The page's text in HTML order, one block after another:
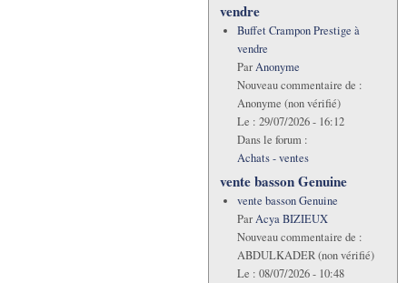
vendre
Buffet Crampon Prestige à
vendre
ParAnonyme
Nouveau commentaire de :
Anonyme (non vérifié)
Le : 29/07/2026 - 16:12
Dans le forum :
Achats - ventes
vente basson Genuine
vente basson Genuine
ParAcya BIZIEUX
Nouveau commentaire de :
ABDULKADER (non vérifié)
Le : 08/07/2026 - 10:48